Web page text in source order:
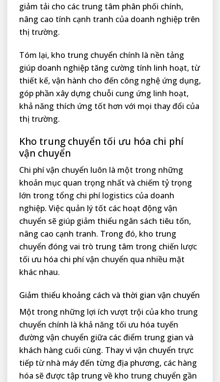
giảm tải cho các trung tâm phân phối chính,
nâng cao tính cạnh tranh của doanh nghiệp trên
thị trường.
Tóm lại, kho trung chuyển chính là nền tảng
giúp doanh nghiệp tăng cường tính linh hoạt, từ
thiết kế, vận hành cho đến công nghệ ứng dụng,
góp phần xây dựng chuỗi cung ứng linh hoạt,
khả năng thích ứng tốt hơn với mọi thay đổi của
thị trường.
Kho trung chuyển tối ưu hóa chi phí
vận chuyển
Chi phí vận chuyển luôn là một trong những
khoản mục quan trọng nhất và chiếm tỷ trọng
lớn trong tổng chi phí logistics của doanh
nghiệp. Việc quản lý tốt các hoạt động vận
chuyển sẽ giúp giảm thiểu ngân sách tiêu tốn,
nâng cao cạnh tranh. Trong đó, kho trung
chuyển đóng vai trò trung tâm trong chiến lược
tối ưu hóa chi phí vận chuyển qua nhiều mặt
khác nhau.
Giảm thiểu khoảng cách và thời gian vận chuyển
Một trong những lợi ích vượt trội của kho trung
chuyển chính là khả năng tối ưu hóa tuyến
đường vận chuyển giữa các điểm trung gian và
khách hàng cuối cùng. Thay vì vận chuyển trực
tiếp từ nhà máy đến từng địa phương, các hàng
hóa sẽ được tập trung về kho trung chuyển gần